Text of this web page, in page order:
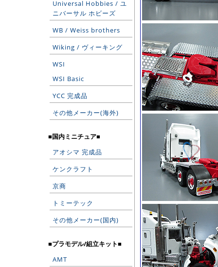
Universal Hobbies / ユ
ニバーサル ホビーズ
WB / Weiss brothers
Wiking / ヴィーキング
WSI
WSI Basic
YCC 完成品
その他メーカー(海外)
■国内ミニチュア■
アオシマ 完成品
ケンクラフト
京商
トミーテック
その他メーカー(国内)
■プラモデル/組立キット■
AMT